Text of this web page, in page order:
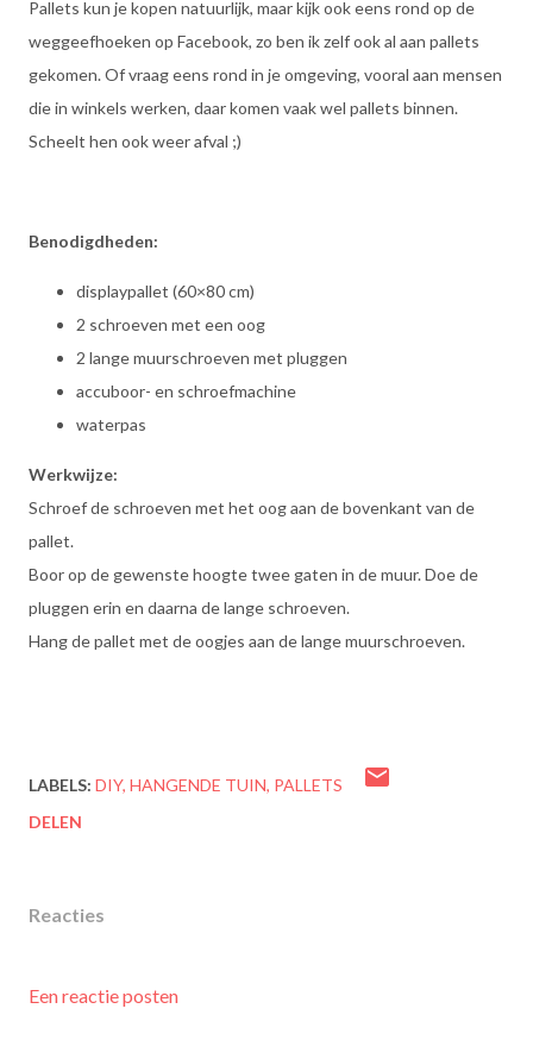
Pallets kun je kopen natuurlijk, maar kijk ook eens rond op de
weggeefhoeken op Facebook, zo ben ik zelf ook al aan pallets
gekomen. Of vraag eens rond in je omgeving, vooral aan mensen
die in winkels werken, daar komen vaak wel pallets binnen.
Scheelt hen ook weer afval ;)
Benodigdheden:
displaypallet (60×80 cm)
2 schroeven met een oog
2 lange muurschroeven met pluggen
accuboor- en schroefmachine
waterpas
Werkwijze:
Schroef de schroeven met het oog aan de bovenkant van de
pallet.
Boor op de gewenste hoogte twee gaten in de muur. Doe de
pluggen erin en daarna de lange schroeven.
Hang de pallet met de oogjes aan de lange muurschroeven.
LABELS: DIY HANGENDE TUIN PALLETS
DELEN
Reacties
Een reactie posten